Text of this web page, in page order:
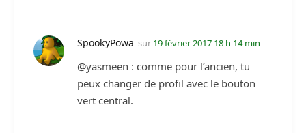
SpookyPowa sur 19 février 2017 18 h 14 min
@yasmeen : comme pour l’ancien, tu
peux changer de profil avec le bouton
vert central.